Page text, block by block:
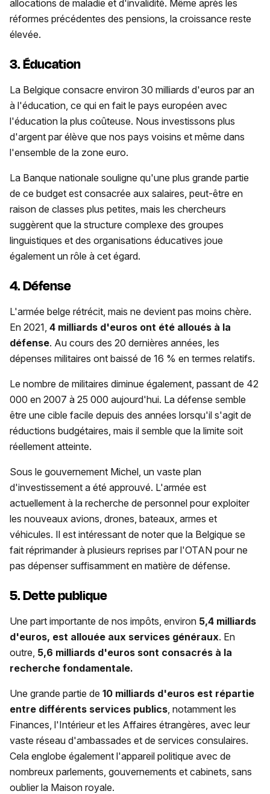
allocations de maladie et d'invalidité. Même après les
réformes précédentes des pensions, la croissance reste
élevée.
3. Éducation
La Belgique consacre environ 30 milliards d'euros par an
à l'éducation, ce qui en fait le pays européen avec
l'éducation la plus coûteuse. Nous investissons plus
d'argent par élève que nos pays voisins et même dans
l'ensemble de la zone euro.
La Banque nationale souligne qu'une plus grande partie
de ce budget est consacrée aux salaires, peut-être en
raison de classes plus petites, mais les chercheurs
suggèrent que la structure complexe des groupes
linguistiques et des organisations éducatives joue
également un rôle à cet égard.
4. Défense
L'armée belge rétrécit, mais ne devient pas moins chère.
En 2021, 4 milliards d'euros ont été alloués à la
défense. Au cours des 20 dernières années, les
dépenses militaires ont baissé de 16 % en termes relatifs.
Le nombre de militaires diminue également, passant de 42
000 en 2007 à 25 000 aujourd'hui. La défense semble
être une cible facile depuis des années lorsqu'il s'agit de
réductions budgétaires, mais il semble que la limite soit
réellement atteinte.
Sous le gouvernement Michel, un vaste plan
d'investissement a été approuvé. L'armée est
actuellement à la recherche de personnel pour exploiter
les nouveaux avions, drones, bateaux, armes et
véhicules. Il est intéressant de noter que la Belgique se
fait réprimander à plusieurs reprises par l'OTAN pour ne
pas dépenser suffisamment en matière de défense.
5. Dette publique
Une part importante de nos impôts, environ 5,4 milliards
d'euros, est allouée aux services généraux. En
outre, 5,6 milliards d'euros sont consacrés à la
recherche fondamentale.
Une grande partie de 10 milliards d'euros est répartie
entre différents services publics , notamment les
Finances, l'Intérieur et les Affaires étrangères, avec leur
vaste réseau d'ambassades et de services consulaires.
Cela englobe également l'appareil politique avec de
nombreux parlements, gouvernements et cabinets, sans
oublier la Maison royale.